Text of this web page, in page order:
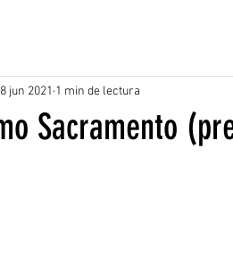
Sacramento
jun 2021 1 min de lectura